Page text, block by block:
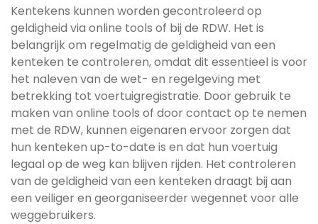
Kentekens kunnen worden gecontroleerd op
geldigheid via online tools of bij de RDW. Het is
belangrijk om regelmatig de geldigheid van een
kenteken te controleren, omdat dit essentieel is voor
het naleven van de wet- en regelgeving met
betrekking tot voertuigregistratie. Door gebruik te
maken van online tools of door contact op te nemen
met de RDW, kunnen eigenaren ervoor zorgen dat
hun kenteken up-to-date is en dat hun voertuig
legaal op de weg kan blijven rijden. Het controleren
van de geldigheid van een kenteken draagt bij aan
een veiliger en georganiseerder wegennet voor alle
weggebruikers.